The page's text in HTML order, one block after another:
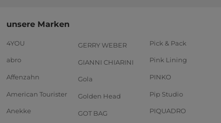
unsere Marken
4YOU
abro
Affenzahn
American Tourister
Anekke
GERRY WEBER
GIANNI CHIARINI
Gola
Golden Head
GOT BAG
Pick & Pack
Pink Lining
PINKO
Pip Studio
PIQUADRO